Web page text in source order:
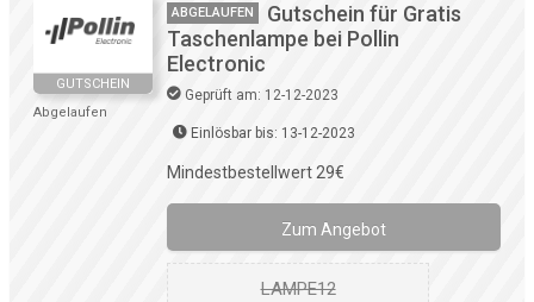
GUTSCHEIN
Abgelaufen
ABGELAUFEN
Gutschein für Gratis
Taschenlampe bei Pollin
Electronic
Geprüft am: 12-12-2023
Einlösbar bis: 13-12-2023
Mindestbestellwert 29€
Zum Angebot
LAMPE12